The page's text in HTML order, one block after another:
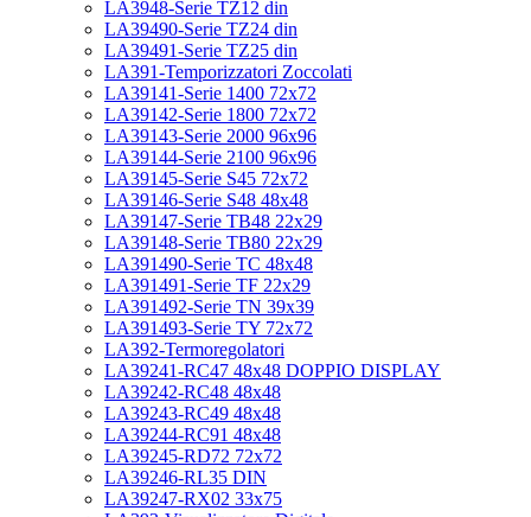
LA3948-Serie TZ12 din
LA39490-Serie TZ24 din
LA39491-Serie TZ25 din
LA391-Temporizzatori Zoccolati
LA39141-Serie 1400 72x72
LA39142-Serie 1800 72x72
LA39143-Serie 2000 96x96
LA39144-Serie 2100 96x96
LA39145-Serie S45 72x72
LA39146-Serie S48 48x48
LA39147-Serie TB48 22x29
LA39148-Serie TB80 22x29
LA391490-Serie TC 48x48
LA391491-Serie TF 22x29
LA391492-Serie TN 39x39
LA391493-Serie TY 72x72
LA392-Termoregolatori
LA39241-RC47 48x48 DOPPIO DISPLAY
LA39242-RC48 48x48
LA39243-RC49 48x48
LA39244-RC91 48x48
LA39245-RD72 72x72
LA39246-RL35 DIN
LA39247-RX02 33x75